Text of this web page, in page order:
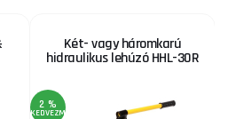
Két- vagy háromkarú
hidraulikus lehúzó HHL-30R
2 %
KEDVEZMÉNY